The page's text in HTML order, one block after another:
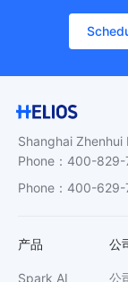
Shanghai
Phone ： 400-829-
Phone ： 400-629-
产品
Spark AI
公
公